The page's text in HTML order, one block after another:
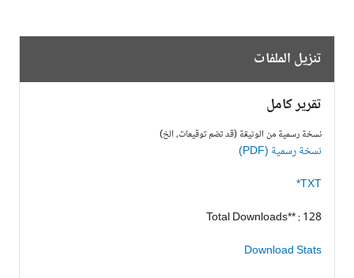
تنزيل الملفات
تقرير كامل
نسخة رسمية من الوثيقة (قد تضم توقيعات، الخ)
نسخة رسمية (PDF)
TXT*
Total Downloads** : 128
Download Stats